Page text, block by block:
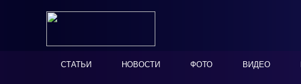
СТАТЬИ НОВОСТИ ФОТО ВИДЕО